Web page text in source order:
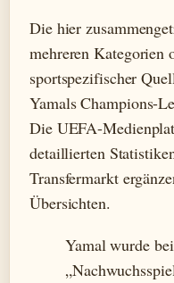
Die hier
mehreren Kategorien
sportspezifischer
Yamals Champions-
Die UEFA-
detaillierten
Transfermarkt
Übersichten.
Yamal wurde